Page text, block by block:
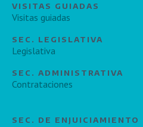
VISITAS GUIADAS
Visitas guiadas
SEC. LEGISLATIVA
Legislativa
SEC. ADMINISTRATIVA
Contrataciones
SEC. DE ENJUICIAMIENTO